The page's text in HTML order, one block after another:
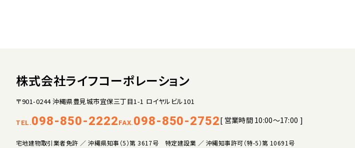
株式会社ライフコーポレーション
〒901-0244 沖縄県豊見城市宜保三丁目1-1 ロイヤルビル101
TEL.098-850-2222 FAX. 098-850-2752[ 営業時間 10:00～17:00 ]
宅地建物取引業者免許 ／ 沖縄県知事（5）第 3617号 特定建設業 ／ 沖縄知事許可（特-5）第 10691号